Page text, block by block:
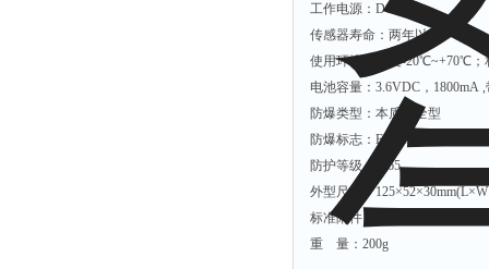
工作电源：DC3.6V
传感器寿命：两年以上
使用环境：温度-20℃~+70℃；
电池容量：3.6VDC，
防爆类型：本质安全型
防爆标志：Exia II CT6
防护等级：IP65
外型尺寸：
标准附件：说明书、充电器、
重 量：200g